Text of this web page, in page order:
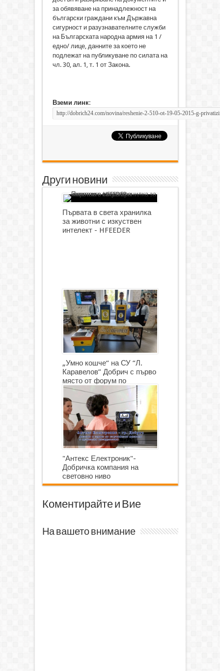
за обявяване на принадлежност на
български граждани към Държавна
сигурност и разузнавателните служби
на Българската народна армия на 1 /
едно/ лице, данните за което не
подлежат на публикуване по силата на
чл. 30, ал. 1, т. 1 от Закона.
Вземи линк:
Други новини
Първата в света хранилка
за животни с изкуствен
интелект - HFEEDER
„Умно кошче“ на СУ “Л.
Каравелов” Добрич с първо
място от форум по
роботика
"Антекс Електроник"-
Добричка компания на
световно ниво
Коментирайте и Вие
На вашето внимание